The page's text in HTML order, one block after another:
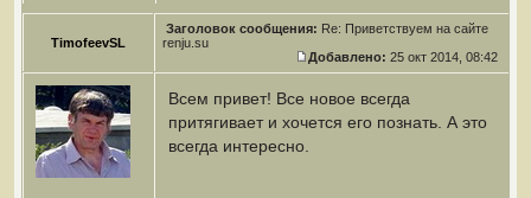
TimofeevSL
Заголовок сообщения: Re: Приветствуем на сайте
renju.su
Добавлено: 25 окт 2014, 08:42
Всем привет! Все новое всегда
притягивает и хочется его познать. А это
всегда интересно.